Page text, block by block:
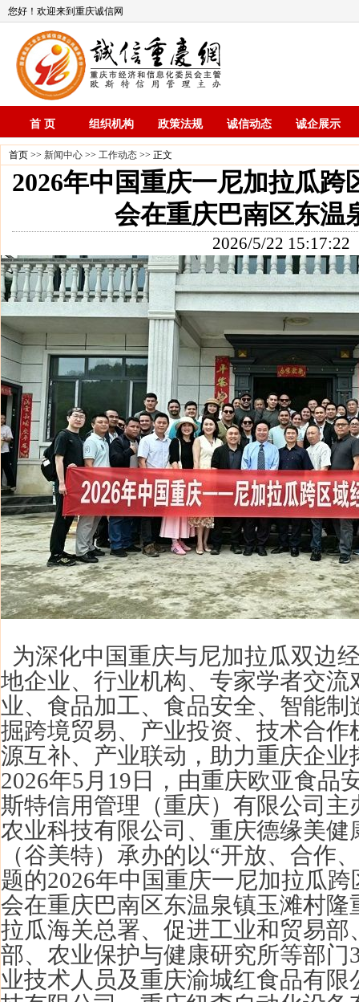
您好！欢迎来到重庆诚信网
首 页 组织机构 政策法规 诚信动态 诚企展示
首页 >> 新闻中心 >> 工作动态 >> 正文
2026年中国重庆一尼加拉瓜跨
会在重庆巴南区东温
2026/5/22 15:17:22
为深化中国重庆与尼加拉瓜双边
地企业、行业机构、专家学者交流
业、食品加工、食品安全、智能制
掘跨境贸易、产业投资、技术合作
源互补、产业联动，助力重庆企业
2026年5月19日， 由重庆欧亚食品
斯特信用管理（重庆）有限公司主
农业科技有限公司、重庆德缘美健
（谷美特）承办的以“开放、合作
题的2026年中国重庆一尼加拉瓜
会在重庆巴南区东温泉镇玉滩村隆
拉瓜海关总署、促进工业和贸易部
部、农业保护与健康研究所等部门
业技术人员及重庆渝城红食品有